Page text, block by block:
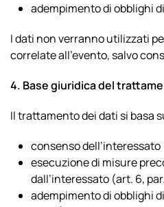
adempimento di obblighi
I dati non verranno utilizzati
correlate all’evento, salvo
4. Base giuridica del
Il trattamento dei dati si basa
consenso dell’interessato
esecuzione di misure
dall’interessato (art. 6,
adempimento di obblighi